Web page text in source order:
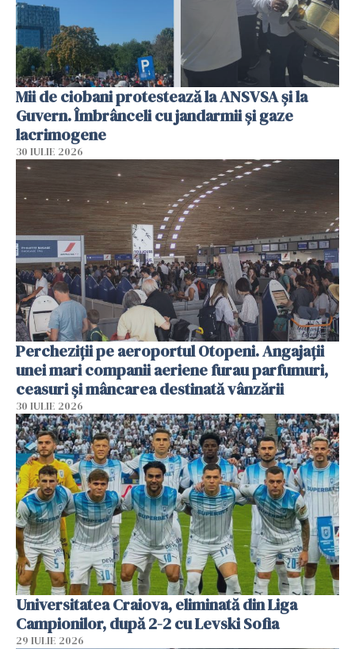
Mii de ciobani protestează la ANSVSA și la
Guvern. Îmbrânceli cu jandarmii și gaze
lacrimogene
30 IULIE 2026
Percheziții pe aeroportul Otopeni. Angajații
unei mari companii aeriene furau parfumuri,
ceasuri și mâncarea destinată vânzării
30 IULIE 2026
Universitatea Craiova, eliminată din Liga
Campionilor, după 2-2 cu Levski Sofia
29 IULIE 2026